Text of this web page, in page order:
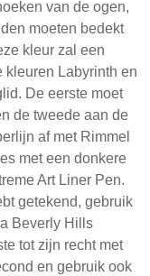
van de ogen,
moeten bedekt
kleur zal een
kleuren Labyrinth en
De eerste moet
de tweede aan de
af met Rimmel
met een donkere
Art Liner Pen.
getekend, gebruik
Beverly Hills
tot zijn recht met
en gebruik ook